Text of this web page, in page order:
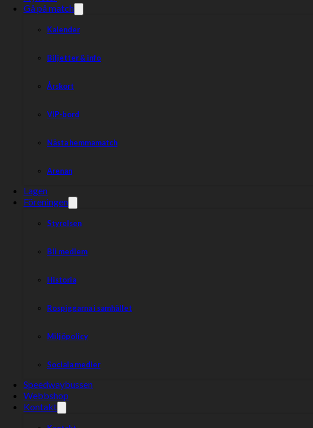
Gå på match
Kalender
Biljetter & info
Årskort
VIP-bord
Nästa hemmamatch
Arenan
Lagen
Föreningen
Styrelsen
Bli medlem
Historia
Rospiggarna i samhället
Miljöpolicy
Sociala medier
Speedwaybussen
Webbshop
Kontakt